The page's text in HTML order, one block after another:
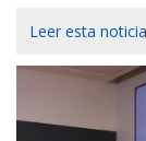
Leer esta